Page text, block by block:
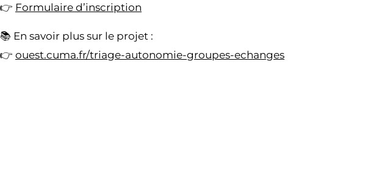
👉 Formulaire d’inscription
📚 En savoir plus sur le projet :
👉 ouest.cuma.fr/triage-autonomie-groupes-echanges